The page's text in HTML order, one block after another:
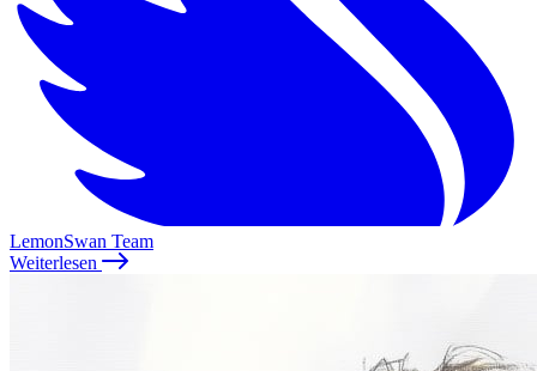
LemonSwan Team
Weiterlesen